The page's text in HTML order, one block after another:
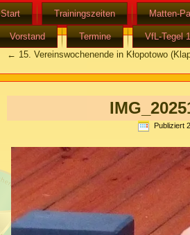
Start Trainingszeiten Matten-
Vorstand Termine
VfL-Tegel
← 15. Vereinswochenende in Kłopotowo
Publiziert